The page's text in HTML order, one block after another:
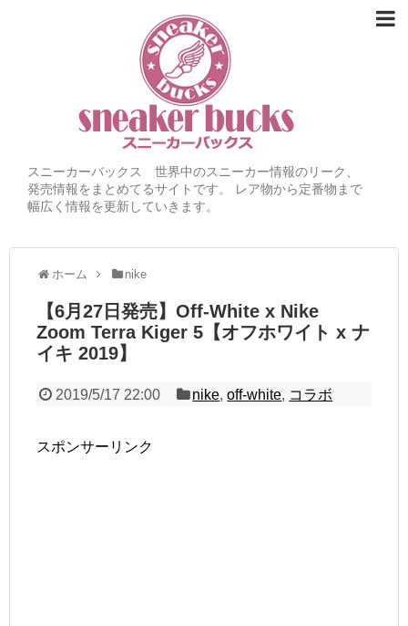
スニーカーバックス 世界中のスニーカー情報のリーク、
発売情報をまとめてるサイトです。 レア物から定番物まで
幅広く情報を更新していきます。
ホーム nike
【6月27日発売】Off-White x Nike
Zoom Terra Kiger 5【オフホワイト x ナ
イキ 2019】
2019/5/17 22:00 nike,off-white, コラボ
スポンサーリンク